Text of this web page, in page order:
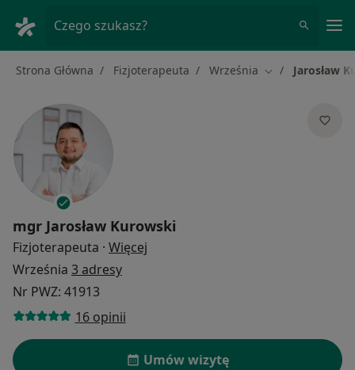
Czego szukasz?
Strona Główna Fizjoterapeuta Września Zmień miasto
Jarosław
mgr Jarosław Kurowski
Fizjoterapeuta · Więcej
Września 3 adresy
Nr PWZ: 41913
16 opinii
Umów wizytę